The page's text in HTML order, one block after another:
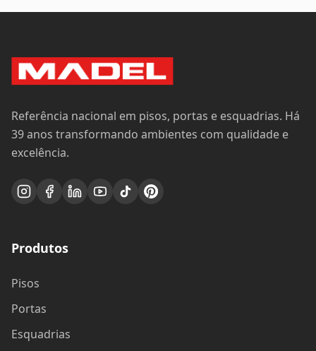
Referência nacional em pisos, portas e esquadrias. Há
39 anos transformando ambientes com qualidade e
excelência.
Produtos
Pisos
Portas
Esquadrias